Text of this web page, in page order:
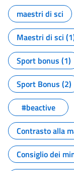
maestri di sci
Maestri di sci
Sport bonus (1)
Sport Bonus (2)
#beactive
Contrasto alla
Consiglio dei